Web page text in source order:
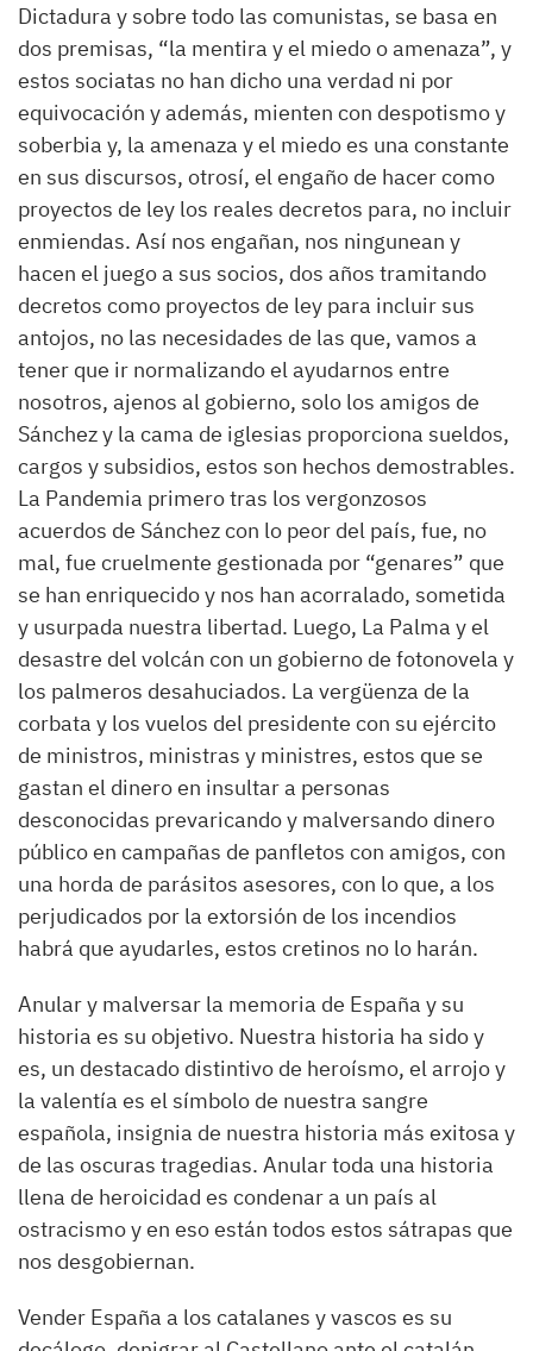
Dictadura y sobre todo las comunistas, se basa en
dos premisas, “la mentira y el miedo o amenaza”, y
estos sociatas no han dicho una verdad ni por
equivocación y además, mienten con despotismo y
soberbia y, la amenaza y el miedo es una constante
en sus discursos, otrosí, el engaño de hacer como
proyectos de ley los reales decretos para, no incluir
enmiendas. Así nos engañan, nos ningunean y
hacen el juego a sus socios, dos años tramitando
decretos como proyectos de ley para incluir sus
antojos, no las necesidades de las que, vamos a
tener que ir normalizando el ayudarnos entre
nosotros, ajenos al gobierno, solo los amigos de
Sánchez y la cama de iglesias proporciona sueldos,
cargos y subsidios, estos son hechos demostrables.
La Pandemia primero tras los vergonzosos
acuerdos de Sánchez con lo peor del país, fue, no
mal, fue cruelmente gestionada por “genares” que
se han enriquecido y nos han acorralado, sometida
y usurpada nuestra libertad. Luego, La Palma y el
desastre del volcán con un gobierno de fotonovela y
los palmeros desahuciados. La vergüenza de la
corbata y los vuelos del presidente con su ejército
de ministros, ministras y ministres, estos que se
gastan el dinero en insultar a personas
desconocidas prevaricando y malversando dinero
público en campañas de panfletos con amigos, con
una horda de parásitos asesores, con lo que, a los
perjudicados por la extorsión de los incendios
habrá que ayudarles, estos cretinos no lo harán.
Anular y malversar la memoria de España y su
historia es su objetivo. Nuestra historia ha sido y
es, un destacado distintivo de heroísmo, el arrojo y
la valentía es el símbolo de nuestra sangre
española, insignia de nuestra historia más exitosa y
de las oscuras tragedias. Anular toda una historia
llena de heroicidad es condenar a un país al
ostracismo y en eso están todos estos sátrapas que
nos desgobiernan.
Vender España a los catalanes y vascos es su